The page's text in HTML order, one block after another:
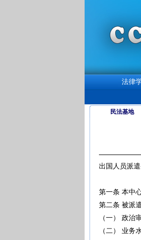
法律
民法基地
出国人员派遣
第一条 本中
第二条 被派
（一） 政治
（二） 业务